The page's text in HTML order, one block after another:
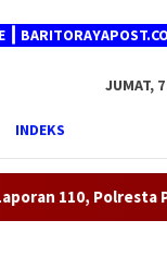
JUMAT,
INDEKS
Palangka Raya